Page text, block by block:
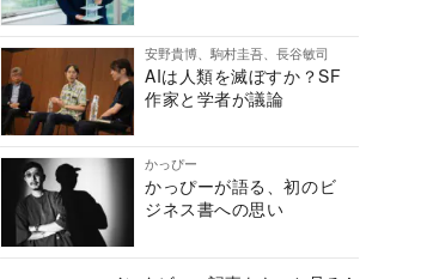
安野貴博、駒村圭吾、長谷敏司
AIは人類を滅ぼすか？SF
作家と学者が議論
かっぴー
かっぴーが語る、初のビ
ジネス書への思い